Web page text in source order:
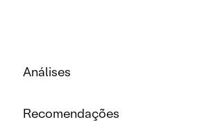
Análises
Recomendações